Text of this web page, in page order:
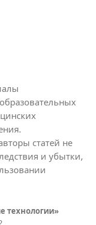
статей не
и убытки,
технологии»